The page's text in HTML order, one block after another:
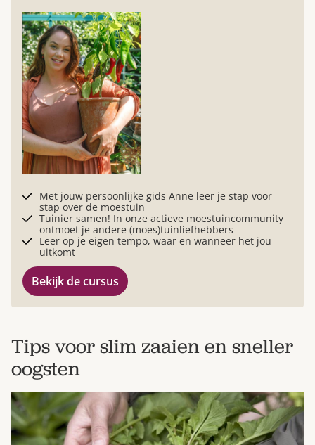
Met jouw persoonlijke gids Anne leer je stap voor
stap over de moestuin
Tuinier samen! In onze actieve moestuincommunity
ontmoet je andere (moes)tuinliefhebbers
Leer op je eigen tempo, waar en wanneer het jou
uitkomt
Bekijk de cursus
Tips voor slim zaaien en sneller
oogsten